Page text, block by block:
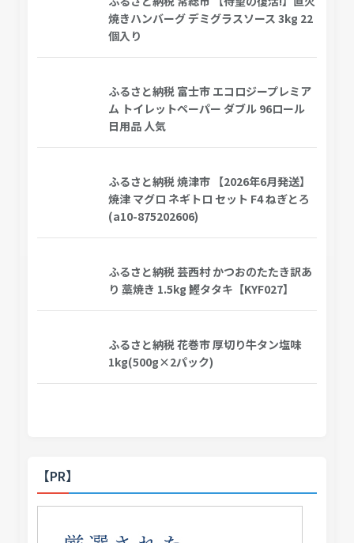
焼きハンバーグ デミグラスソース 3kg 22
個入り
ふるさと納税 富士市 エコロジープレミア
ム トイレットペーパー ダブル 96ロール
日用品 人気
ふるさと納税 焼津市 【2026年6月発送】
焼津 マグロ ネギトロ セット F4 ねぎとろ
(a10-875202606)
ふるさと納税 芸西村 かつおのたたき訳あ
り 藁焼き 1.5kg 鰹タタキ【KYF027】
ふるさと納税 花巻市 厚切り牛タン塩味
1kg(500g×2パック)
【PR】